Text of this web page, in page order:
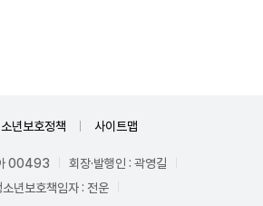
년보호정책 사이트맵
00493
회장·발행인 : 곽영길
소년보호책임자 : 전운